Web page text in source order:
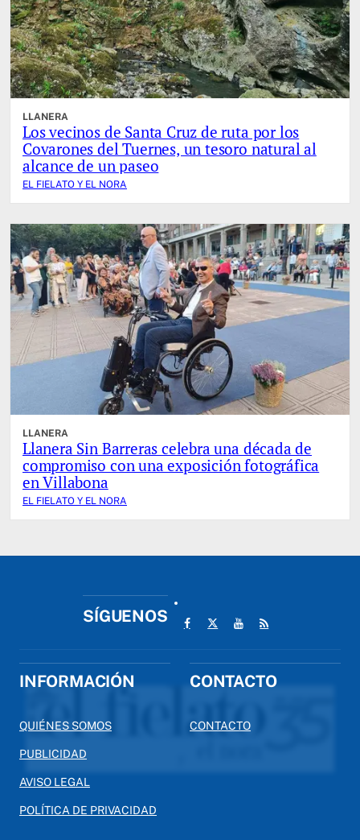
LLANERA
Los vecinos de Santa Cruz de ruta por los
Covarones del Tuernes, un tesoro natural al
alcance de un paseo
EL FIELATO Y EL NORA
LLANERA
Llanera Sin Barreras celebra una década de
compromiso con una exposición fotográfica
en Villabona
EL FIELATO Y EL NORA
SÍGUENOS
INFORMACIÓN
QUIÉNES SOMOS
PUBLICIDAD
AVISO LEGAL
POLÍTICA DE PRIVACIDAD
CONTACTO
CONTACTO